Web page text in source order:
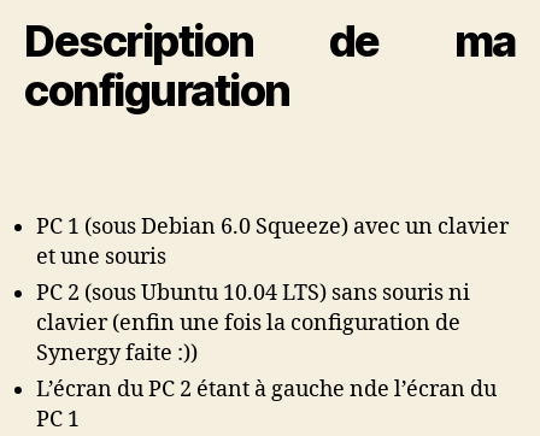
Description de ma
configuration
PC 1 (sous Debian 6.0 Squeeze) avec un clavier
et une souris
PC 2 (sous Ubuntu 10.04 LTS) sans souris ni
clavier (enfin une fois la configuration de
Synergy faite :))
L’écran du PC 2 étant à gauche nde l’écran du
PC 1